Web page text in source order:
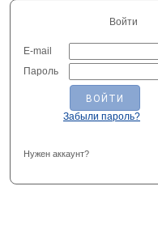
Войти
E-mail
Пароль
Забыли пароль?
Нужен аккаунт?